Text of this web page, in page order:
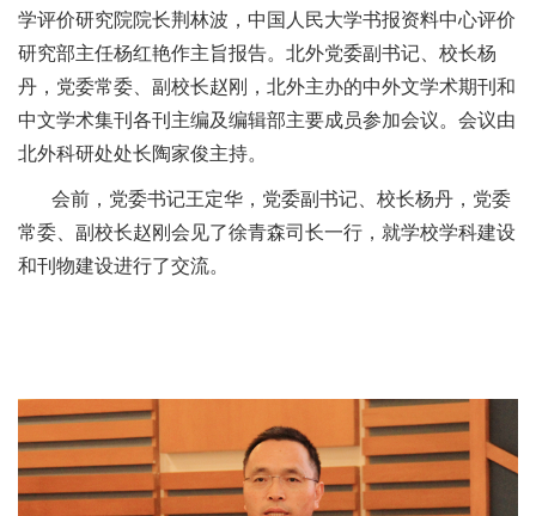
学评价研究院院长荆林波，中国人民大学书报资料中心评价
研究部主任杨红艳作主旨报告。北外党委副书记、校长杨
丹，党委常委、副校长赵刚，北外主办的中外文学术期刊和
中文学术集刊各刊主编及编辑部主要成员参加会议。会议由
北外科研处处长陶家俊主持。
会前，党委书记王定华，党委副书记、校长杨丹，党委
常委、副校长赵刚会见了徐青森司长一行，就学校学科建设
和刊物建设进行了交流。